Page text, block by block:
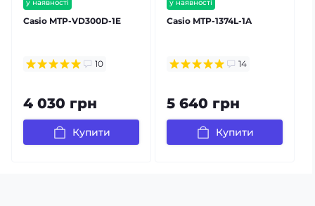
у наявності
безкоштовна доставка
Casio MTP-VD300D-1E
10
4 030 грн
Купити
у наявності
безкоштовна доставка
Casio MTP-1374L-1A
14
5 640 грн
Купити